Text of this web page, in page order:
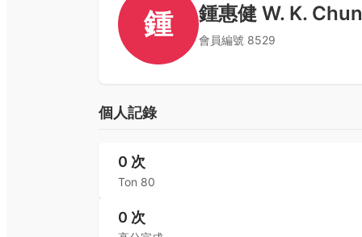
鍾 鍾惠健 W. K.
會員編號 8529
個人記錄
0 次
Ton 80
0 次